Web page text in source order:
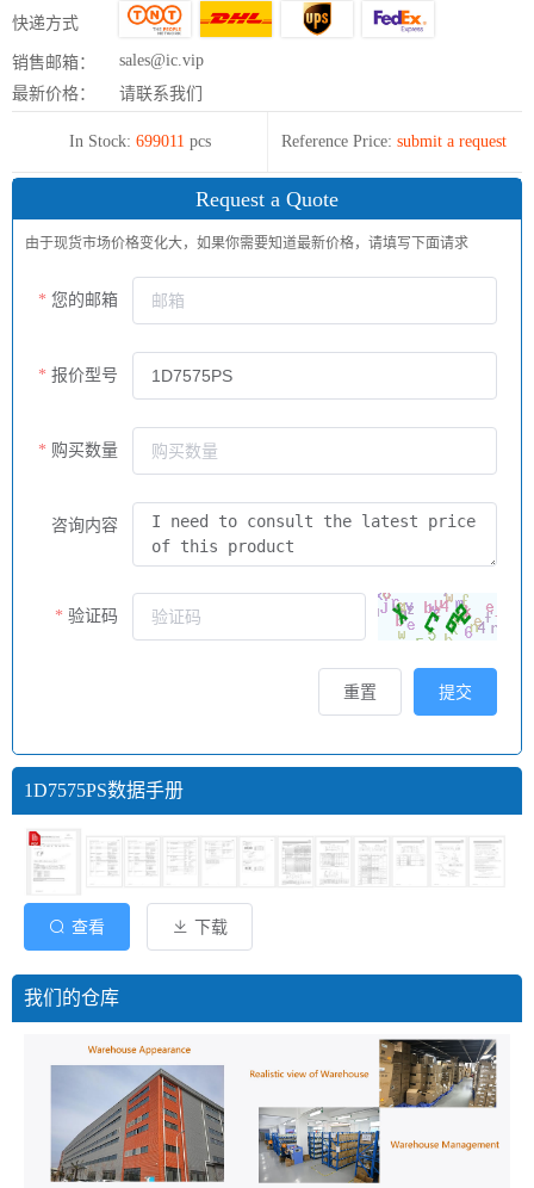
快递方式
销售邮箱：
sales@ic.vip
最新价格：
请联系我们
In Stock: 699011 pcs Reference Price: submit a request
Request a Quote
由于现货市场价格变化大，如果你需要知道最新价格，请填写下面请求
您的邮箱
报价型号
购买数量
咨询内容
验证码
提交
重置
1D7575PS数据手册
查看 下载
我们的仓库